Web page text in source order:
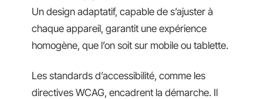
Un design adaptatif, capable de s’ajuster à
chaque appareil, garantit une expérience
homogène, que l’on soit sur mobile ou tablette.
Les standards d’accessibilité, comme les
directives WCAG, encadrent la démarche. Il